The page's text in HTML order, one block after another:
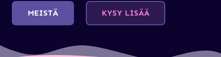
MEISTÄ KYSY LISÄÄ